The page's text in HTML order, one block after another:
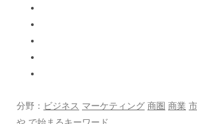
分野： ビジネス マーケティング 商圏 商業